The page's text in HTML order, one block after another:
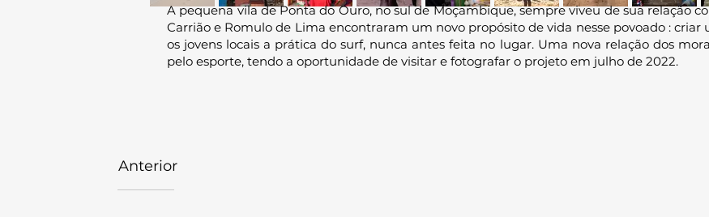
A pequena vila de Ponta do Ouro, no sul de Moçambique, sempre viveu de sua relação
Carrião e Romulo de Lima encontraram um novo propósito de vida nesse povoado : criar
os jovens locais a prática do surf, nunca antes feita no lugar. Uma nova relação dos
pelo esporte, tendo a oportunidade de visitar e fotografar o projeto em julho de 2022.
Anterior